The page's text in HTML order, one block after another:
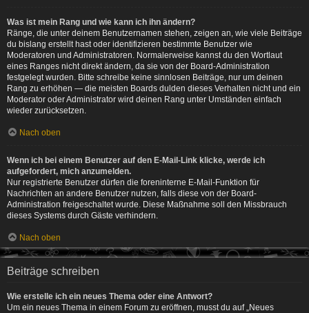
Was ist mein Rang und wie kann ich ihn ändern?
Ränge, die unter deinem Benutzernamen stehen, zeigen an, wie viele Beiträge
du bislang erstellt hast oder identifizieren bestimmte Benutzer wie
Moderatoren und Administratoren. Normalerweise kannst du den Wortlaut
eines Ranges nicht direkt ändern, da sie von der Board-Administration
festgelegt wurden. Bitte schreibe keine sinnlosen Beiträge, nur um deinen
Rang zu erhöhen — die meisten Boards dulden dieses Verhalten nicht und ein
Moderator oder Administrator wird deinen Rang unter Umständen einfach
wieder zurücksetzen.
Nach oben
Wenn ich bei einem Benutzer auf den E-Mail-Link klicke, werde ich
aufgefordert, mich anzumelden.
Nur registrierte Benutzer dürfen die foreninterne E-Mail-Funktion für
Nachrichten an andere Benutzer nutzen, falls diese von der Board-
Administration freigeschaltet wurde. Diese Maßnahme soll den Missbrauch
dieses Systems durch Gäste verhindern.
Nach oben
Beiträge schreiben
Wie erstelle ich ein neues Thema oder eine Antwort?
Um ein neues Thema in einem Forum zu eröffnen, musst du auf „Neues